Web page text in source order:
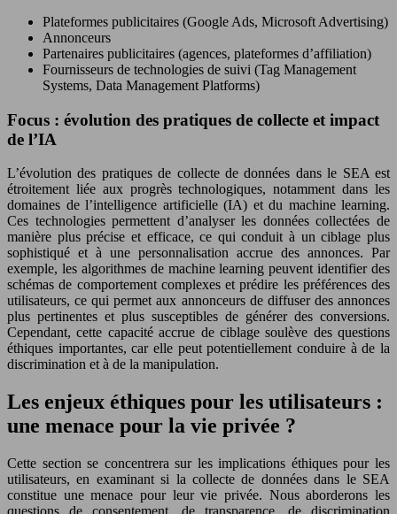
Plateformes publicitaires (Google Ads, Microsoft Advertising)
Annonceurs
Partenaires publicitaires (agences, plateformes d’affiliation)
Fournisseurs de technologies de suivi (Tag Management
Systems, Data Management Platforms)
Focus : évolution des pratiques de collecte et impact
de l’IA
L’évolution des pratiques de collecte de données dans le SEA est
étroitement liée aux progrès technologiques, notamment dans les
domaines de l’intelligence artificielle (IA) et du machine learning.
Ces technologies permettent d’analyser les données collectées de
manière plus précise et efficace, ce qui conduit à un ciblage plus
sophistiqué et à une personnalisation accrue des annonces. Par
exemple, les algorithmes de machine learning peuvent identifier des
schémas de comportement complexes et prédire les préférences des
utilisateurs, ce qui permet aux annonceurs de diffuser des annonces
plus pertinentes et plus susceptibles de générer des conversions.
Cependant, cette capacité accrue de ciblage soulève des questions
éthiques importantes, car elle peut potentiellement conduire à de la
discrimination et à de la manipulation.
Les enjeux éthiques pour les utilisateurs :
une menace pour la vie privée ?
Cette section se concentrera sur les implications éthiques pour les
utilisateurs, en examinant si la collecte de données dans le SEA
constitue une menace pour leur vie privée. Nous aborderons les